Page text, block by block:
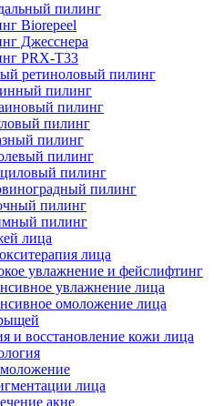
пилинг
Biorepeel
Джесснера
PRX-T33
ретиноловый пилинг
пилинг
пилинг
пилинг
пилинг
пилинг
пилинг
пилинг
пилинг
пилинг
лица
лица
увлажнение и фейслифтинг
увлажнение лица
омоложение лица
и восстановление кожи лица
лица
акне